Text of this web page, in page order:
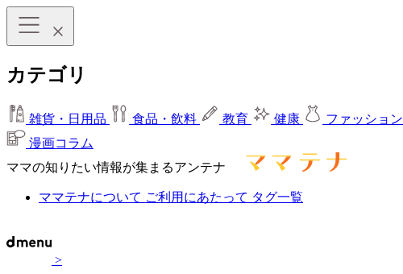
カテゴリ
雑貨・日用品 食品・飲料 教育 健康 ファッション
漫画コラム
ママの知りたい情報が集まるアンテナ
ママテナについて ご利用にあたって タグ一覧
>